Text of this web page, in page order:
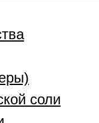
соли